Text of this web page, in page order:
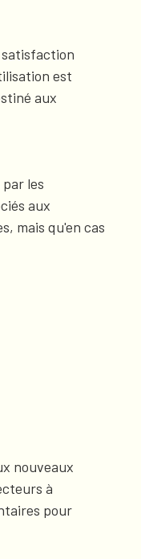
est
aux
les
aux
mais qu'en cas
nouveaux
à
pour